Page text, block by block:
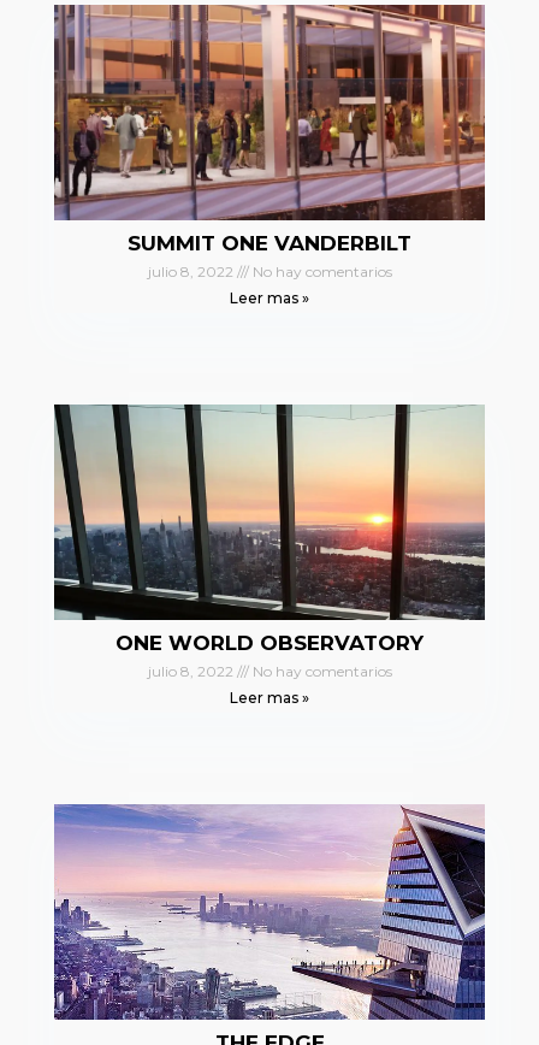
SUMMIT ONE VANDERBILT
julio 8, 2022
No hay comentarios
Leer mas »
ONE WORLD OBSERVATORY
julio 8, 2022
No hay comentarios
Leer mas »